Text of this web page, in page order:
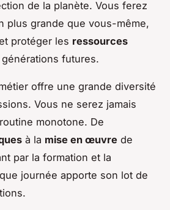
de la planète. Vous ferez
plus grande que vous-même,
protéger les ressources
futures.
offre une grande diversité
Vous ne serez jamais
monotone. De
à la mise en œuvre de
par la formation et la
journée apporte son lot de